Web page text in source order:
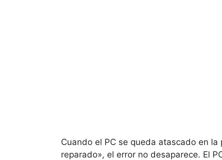
Cuando el PC se queda atascado en
reparado», el error no desaparece. El